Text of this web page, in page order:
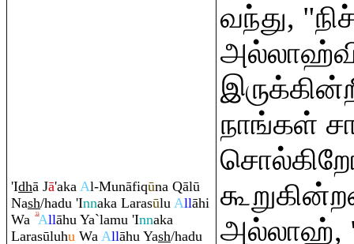
'Idhā Jā'aka Al-Munāfiqūna Qālū
Nash/hadu 'Innaka Larasūlu Allāhi
Wa Allāhu Ya`lamu 'Innaka
Larasūluhu Wa Allāhu Yash/hadu
வந்து,
நாங்கள்
அல்லாஹ்,